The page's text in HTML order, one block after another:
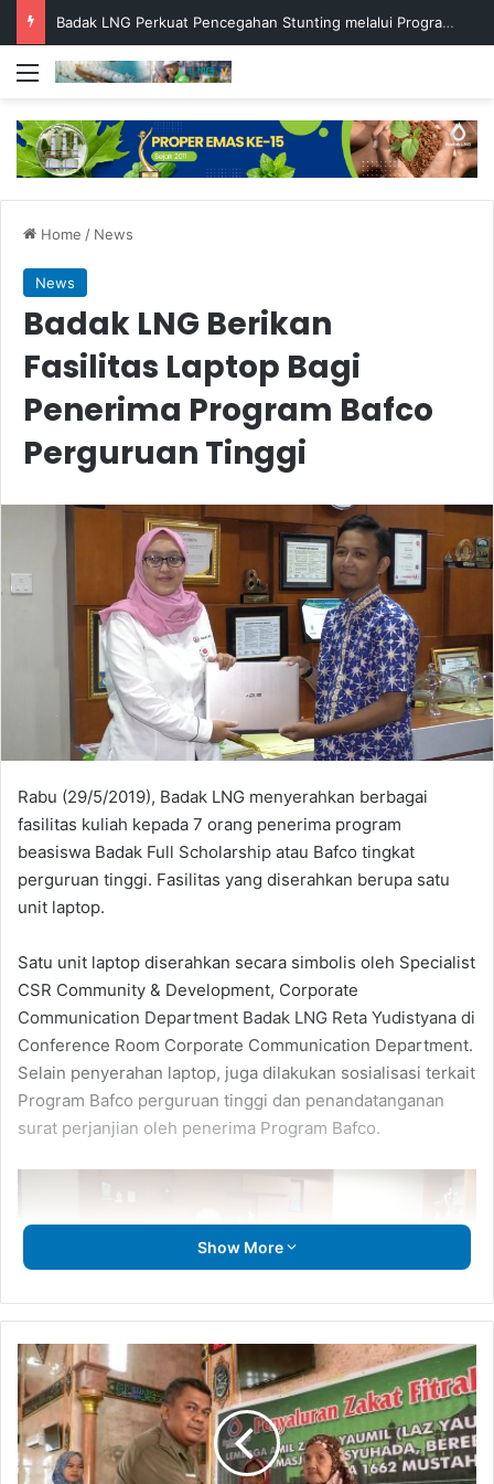
Badak LNG Perkuat Pencegahan Stunting melalui Program Akar Ranting
Menu
Home / News
News
Badak LNG Berikan
Fasilitas Laptop Bagi
Penerima Program Bafco
Perguruan Tinggi
Rabu (29/5/2019), Badak LNG menyerahkan berbagai
fasilitas kuliah kepada 7 orang penerima program
beasiswa Badak Full Scholarship atau Bafco tingkat
perguruan tinggi. Fasilitas yang diserahkan berupa satu
unit laptop.
Satu unit laptop diserahkan secara simbolis oleh Specialist
CSR Community & Development, Corporate
Communication Department Badak LNG Reta Yudistyana di
Conference Room Corporate Communication Department.
Selain penyerahan laptop, juga dilakukan sosialisasi terkait
Program Bafco perguruan tinggi dan penandatanganan
surat perjanjian oleh penerima Program Bafco.
Ketujuh orang penerima Bafco ini merupakan peserta yang
Show More
LAZ
Yaumil
Salurkan
Zakat
ke
Ribuan